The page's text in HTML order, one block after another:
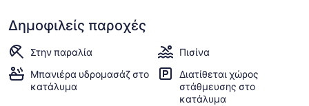
Δημοφιλείς παροχές
Στην παραλία
Πισίνα
Μπανιέρα υδρομασάζ στο
κατάλυμα
Διατίθεται χώρος
στάθμευσης στο
κατάλυμα